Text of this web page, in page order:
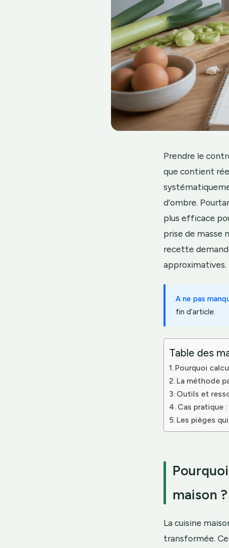
Prendre le
que contient
d’ombre.
plus efficace
prise de masse
recette
approximatives.
A ne pas
fin d’article.
Table des
Pourquoi
La méthode
Outils et
Cas pratique
Les pièges
maison ?
La cuisine
transformée.